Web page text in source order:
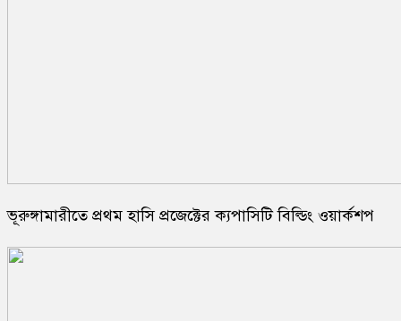
ভূরুঙ্গামারীতে প্রথম হাসি প্রজেক্টের ক্যপাসিটি বিল্ডিং ওয়ার্কশপ